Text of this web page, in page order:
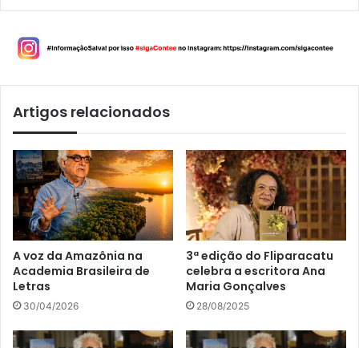
Artigos relacionados
A voz da Amazônia na
Academia Brasileira de
Letras
30/04/2026
3ª edição do Fliparacatu
celebra a escritora Ana
Maria Gonçalves
28/08/2025